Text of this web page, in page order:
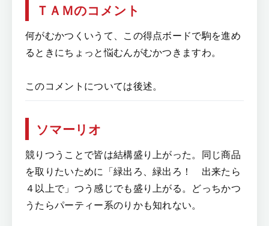
ＴＡＭのコメント
何がむかつくいうて、この得点ボードで駒を進め
るときにちょっと悩むんがむかつきますわ。
このコメントについては後述。
ソマーリオ
競りつうことで皆は結構盛り上がった。同じ商品
を取りたいために「緑出ろ、緑出ろ！ 出来たら
４以上で」つう感じでも盛り上がる。どっちかつ
うたらパーティー系のりかも知れない。